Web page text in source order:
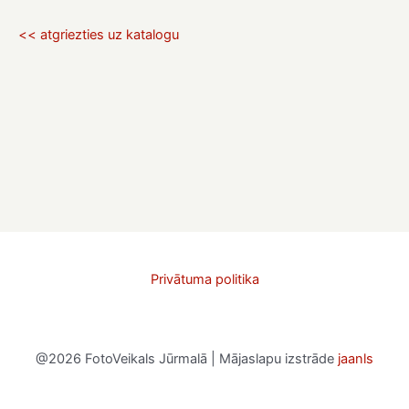
<< atgriezties uz katalogu
Privātuma politika
@2026 FotoVeikals Jūrmalā | Mājaslapu izstrāde jaanls